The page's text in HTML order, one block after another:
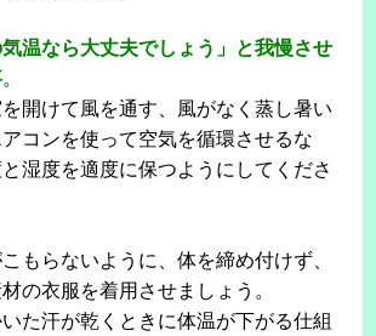
気温なら大丈夫でしょう」と我慢させ
。
開けて風を通す、風がなく蒸し暑い
コンを使って空気を循環させるな
湿度を適度に保つようにしてくださ
もらないように、体を締め付けず、
の衣服を着用させましょう。
た汗が乾くときに体温が下がる仕組